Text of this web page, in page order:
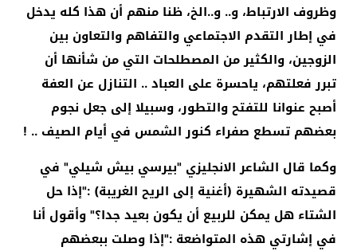
وظروف الارتباط، و.. و..الخ، ظنا منهم أن هذا كله يدخل
في إطار التقدم الاجتماعي والتفاهم والتعاون بين
الزوجين، والكثير من المصطلحات التي من شأنها أن
تبرر فعلتهم، ياحسرة على العباد .. التنازل عن العفة
أصبح عنوانا للتفتح والتطور، وسبيلا إلى جعل نجوم
بعضهم تسطع صفراء كنور الشمس في أيام الصيف .. !
وكما قال الشاعر الانجليزي "بيرسي بيش شيلي" في
قصيدته الشهيرة (أغنية إلى الريح الغريبة) :"إذا حل
الشتاء هل يمكن للربيع أن يكون بعيد جدا؟" وأقول أنا
في إشارتي هذه المتواضعة :"إذا وصلت ببعضهم